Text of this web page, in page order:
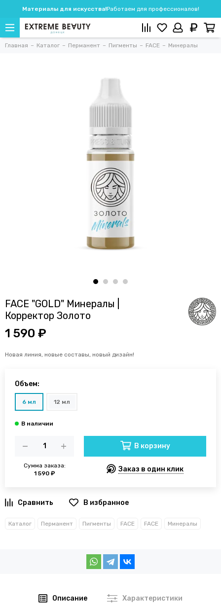
Материалы для искусства!Работаем для профессионалов!
Главная Каталог Перманент Пигменты FACE Минералы
FACE "GOLD" Минералы |
Корректор Золото
1 590 ₽
Новая линия, новые составы, новый дизайн!
Объем:
6 мл 12 мл
Сумма заказа:
1 590 ₽
В корзину
Заказ в один клик
В избранное
Каталог Перманент Пигменты FACE FACE Минералы
Описание Характеристики